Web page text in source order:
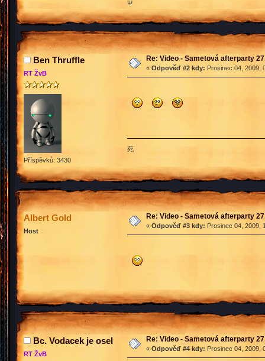
Ψ
Ben Thruffle
RT ŽvB
Příspěvků: 3430
Re: Video - Sametová afterparty
« Odpověď #2 kdy: Prosinec 04, 2009,
死
Albert Gold
Host
Re: Video - Sametová afterparty
« Odpověď #3 kdy: Prosinec 04, 2009,
Bc. Vodacek je osel
RT ŽvB
Re: Video - Sametová afterparty
« Odpověď #4 kdy: Prosinec 04, 2009,